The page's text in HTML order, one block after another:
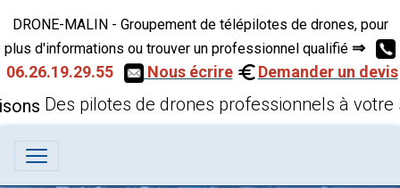
DRONE-MALIN - Groupement de télépilotes de drones, pour
plus d'informations ou trouver un professionnel qualifié ⇒
06.26.19.29.55
Nous écrire Demander un devis
Des pilotes de drones professionnels à votre